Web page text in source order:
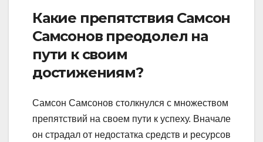
Какие препятствия Самсон
Самсонов преодолел на
пути к своим
достижениям?
Самсон Самсонов столкнулся с множеством
препятствий на своем пути к успеху. Вначале
он страдал от недостатка средств и ресурсов